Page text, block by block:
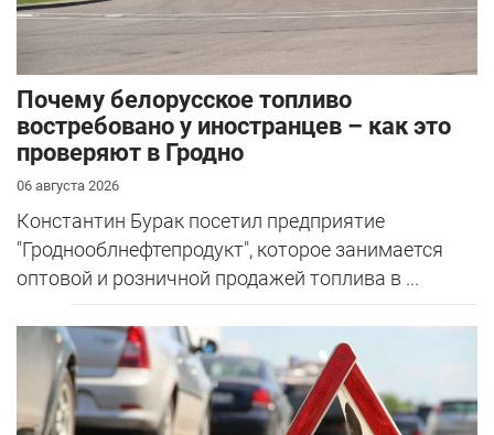
Почему белорусское топливо
востребовано у иностранцев – как это
проверяют в Гродно
06 августа 2026
Константин Бурак посетил предприятие
"Гроднооблнефтепродукт", которое занимается
оптовой и розничной продажей топлива в ...